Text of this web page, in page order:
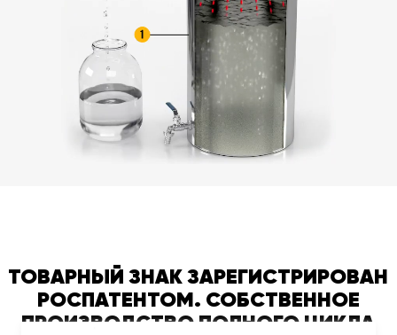
ТОВАРНЫЙ ЗНАК ЗАРЕГИСТРИРОВАН
РОСПАТЕНТОМ. СОБСТВЕННОЕ
ПРОИЗВОДСТВО ПОЛНОГО ЦИКЛА